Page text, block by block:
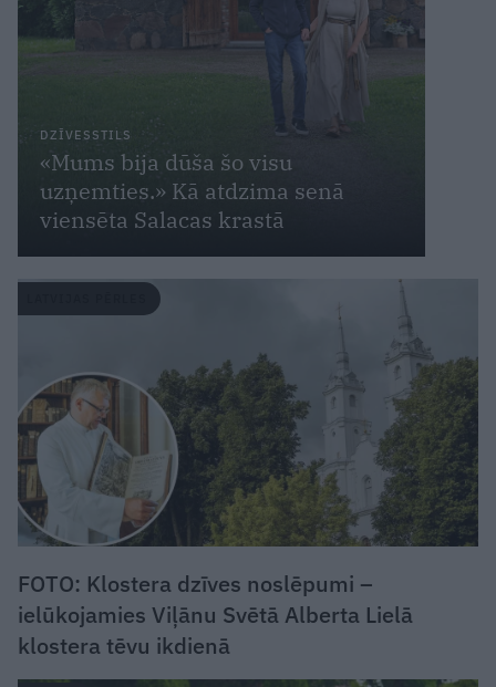
DZĪVESSTILS
«Mums bija dūša šo visu
uzņemties.» Kā atdzima senā
viensēta Salacas krastā
FOTO: Klostera dzīves noslēpumi –
ielūkojamies Viļānu Svētā Alberta Lielā
klostera tēvu ikdienā